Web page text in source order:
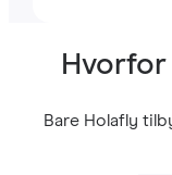
Bare Holafly